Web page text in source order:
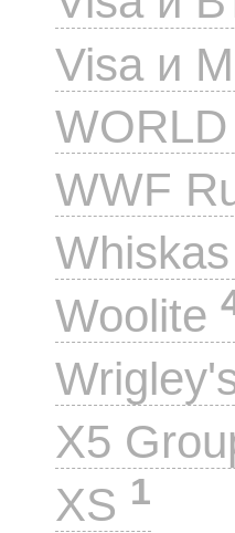
Visa и
WWF
Whiskas
Woolite
X5
XS 1